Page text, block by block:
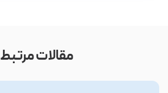
مقالات مرتبط